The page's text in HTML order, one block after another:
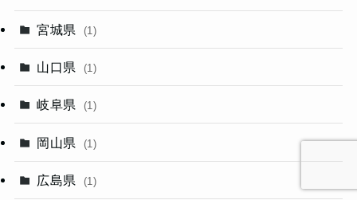
宮城県 (1)
山口県 (1)
岐阜県 (1)
岡山県 (1)
広島県 (1)